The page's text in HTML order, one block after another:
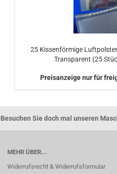
25 Kissenförmige
Transparent (25
Preisanzeige nur für
Besuchen Sie doch mal unseren
MEHR ÜBER...
Widerrufsrecht & Widerrufsformular